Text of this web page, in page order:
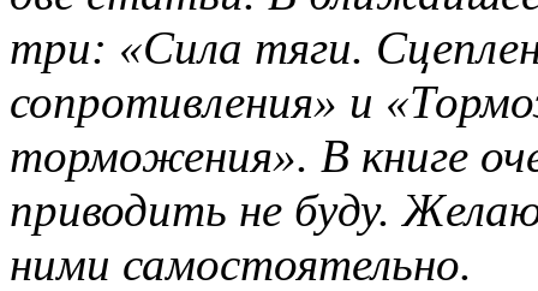
три: «Сила тяги.
сопротивления» и
торможения». В книге
приводить не буду.
ними самостоятельно.